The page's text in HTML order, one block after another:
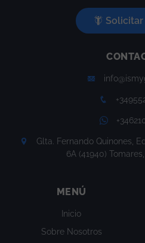
Solicitar
Glta. Fernando Quinones,
6A (41940)
MENÚ
Inicio
Sobre Nosotros